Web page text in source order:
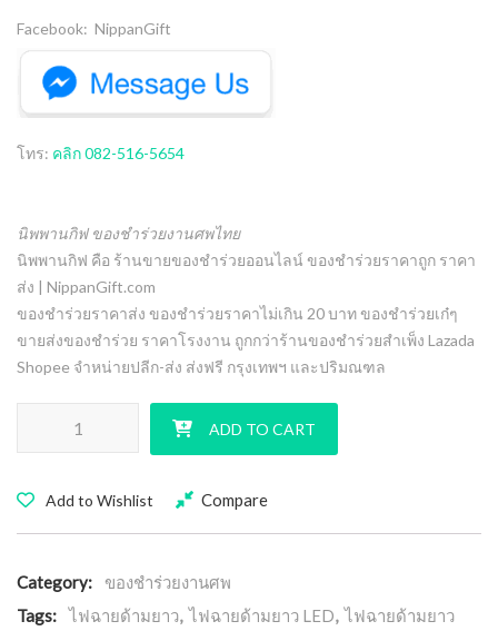
Facebook: NippanGift
โทร: คลิก 082-516-5654
นิพพานกิฟ ของชำร่วยงานศพไทย
นิพพานกิฟ คือ ร้านขายของชำร่วยออนไลน์ ของชำร่วยราคาถูก ราคา
ส่ง | NippanGift.com
ของชำร่วยราคาส่ง ของชำร่วยราคาไม่เกิน 20 บาท ของชำร่วยเก๋ๆ
ขายส่งของชำร่วย ราคาโรงงาน ถูกกว่าร้านของชำร่วยสำเพ็ง Lazada
Shopee จำหน่ายปลีก-ส่ง ส่งฟรี กรุงเทพฯ และปริมณฑล
ไฟฉายด้ามยาว LED ของชำร่วย ราคาส่ง 12+ บาท ฟรีสติ๊กเกอร์ quantity
ADD TO CART
Add to Wishlist Compare
Category:
ของชำร่วยงานศพ
Tags:
ไฟฉายด้ามยาว, ไฟฉายด้ามยาว LED, ไฟฉายด้ามยาว